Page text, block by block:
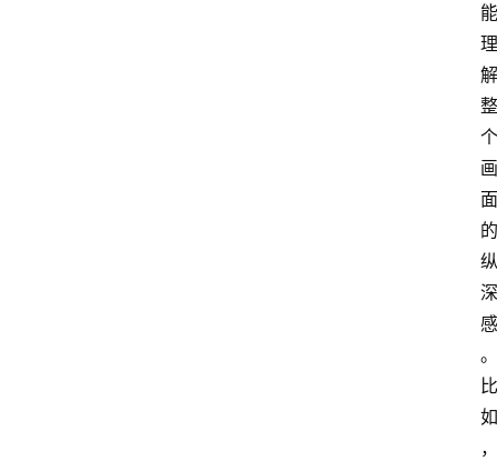
能
理
解
整
个
画
面
的
纵
深
感
。
比
如
，